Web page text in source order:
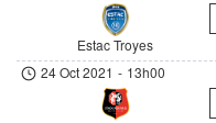
Estac Troyes
24 Oct 2021 - 13h00